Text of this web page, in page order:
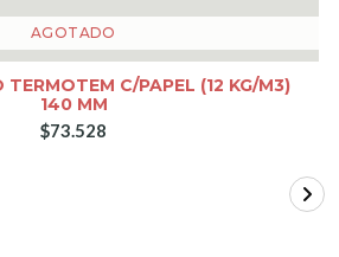
AGOTADO
TERMOTEM C/PAPEL (12 KG/M3)
140 MM
$73.528